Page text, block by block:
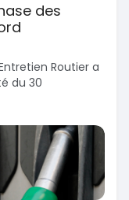
des
Routier a
du 30